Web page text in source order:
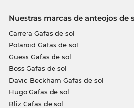
Nuestras marcas de anteojos de
Carrera Gafas de sol
Polaroid Gafas de sol
Guess Gafas de sol
Boss Gafas de sol
David Beckham Gafas de sol
Hugo Gafas de sol
Bliz Gafas de sol